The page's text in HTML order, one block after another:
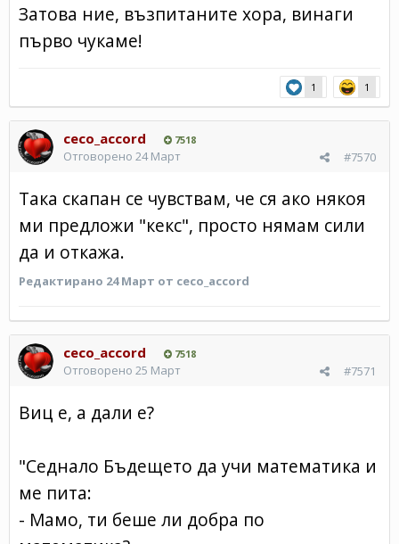
Затова ние, възпитаните хора, винаги
първо чукаме!
1 1
ceco_accord 7518
#7570
Отговорено 24 Март
Така скапан се чувствам, че ся ако някоя
ми предложи "кекс", просто нямам сили
да и откажа.
Редактирано 24 Март от ceco_accord
ceco_accord 7518
#7571
Отговорено 25 Март
Виц е, а дали е?
"Седнало Бъдещето да учи математика и
ме пита:
- Мамо, ти беше ли добра по